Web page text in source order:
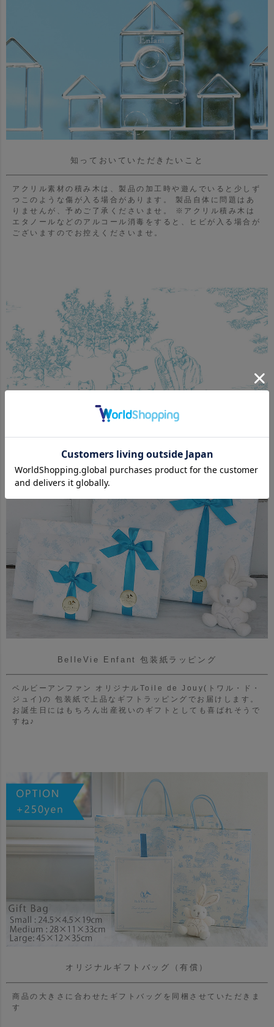
知っておいていただきたいこと
アクリル素材の積み木は、製品の加工時や遊んでいると少しず
つこのような傷が入る場合があります。
製品自体に問題はあ
りませんが、予めご了承くださいませ。
※アクリル積み木は
エタノールなどのアルコール消毒をすると、ヒビが入る場合が
ございますのでお控えくださいませ。
BelleVie Enfant 包装紙ラッピング
ベルビーアンファン オリジナルToile de Jouy(トワル・ド・
ジュイ)の 包装紙で上品なギフトラッピングでお届けします。
お誕生日にはもちろん出産祝いのギフトとしても喜ばれそうで
すね♪
オリジナルギフトバッグ（有償）
商品の大きさに合わせたギフトバッグを同梱させていただきま
す